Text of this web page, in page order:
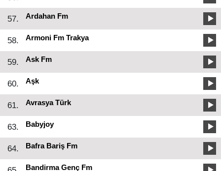
57. Ardahan Fm
58. Armoni Fm Trakya
59. Ask Fm
60. Aşk
61. Avrasya Türk
63. Babyjoy
64. Bafra Bariş Fm
Bandirma Genç Fm